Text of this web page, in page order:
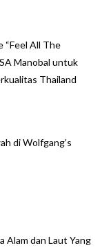
“Feel All The
Manobal untuk
Thailand
di Wolfgang’s
Alam dan Laut Yang